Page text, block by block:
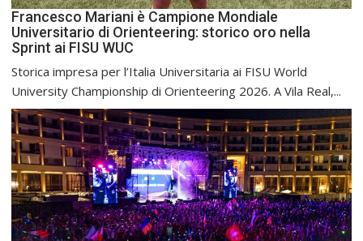
Francesco Mariani è Campione Mondiale
Universitario di Orienteering: storico oro nella
Sprint ai FISU WUC
Storica impresa per l’Italia Universitaria ai FISU World
University Championship di Orienteering 2026. A Vila Real,...